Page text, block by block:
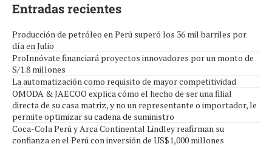
Entradas recientes
Producción de petróleo en Perú superó los 36 mil barriles por
día en Julio
ProInnóvate financiará proyectos innovadores por un monto de
S/1.8 millones
La automatización como requisito de mayor competitividad
OMODA & JAECOO explica cómo el hecho de ser una filial
directa de su casa matriz, y no un representante o importador, le
permite optimizar su cadena de suministro
Coca-Cola Perú y Arca Continental Lindley reafirman su
confianza en el Perú con inversión de US$1,000 millones